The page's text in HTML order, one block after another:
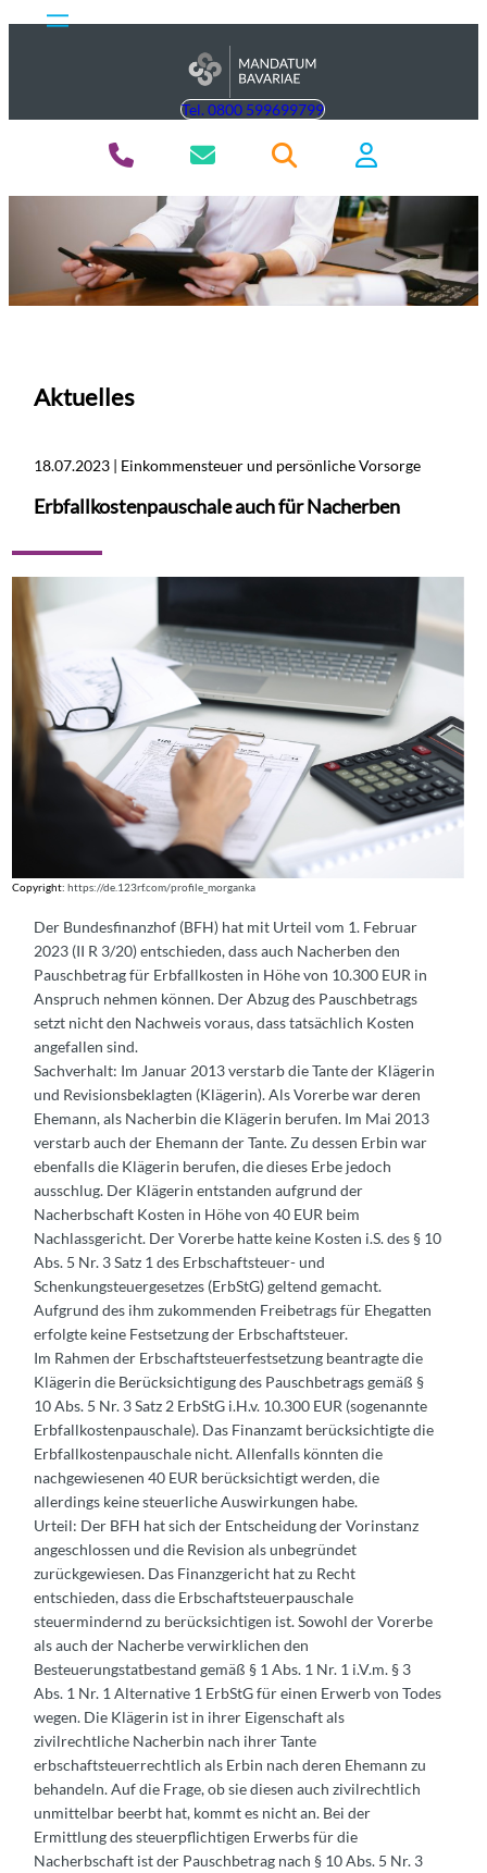
Tel. 0800 599699799
Aktuelles
18.07.2023 | Einkommensteuer und persönliche Vorsorge
Erbfallkostenpauschale auch für Nacherben
Copyright:https://de.123rf.com/profile_morganka
Der Bundesfinanzhof (BFH) hat mit Urteil vom 1. Februar
2023 (II R 3/20) entschieden, dass auch Nacherben den
Pauschbetrag für Erbfallkosten in Höhe von 10.300 EUR in
Anspruch nehmen können. Der Abzug des Pauschbetrags
setzt nicht den Nachweis voraus, dass tatsächlich Kosten
angefallen sind.
Sachverhalt: Im Januar 2013 verstarb die Tante der Klägerin
und Revisionsbeklagten (Klägerin). Als Vorerbe war deren
Ehemann, als Nacherbin die Klägerin berufen. Im Mai 2013
verstarb auch der Ehemann der Tante. Zu dessen Erbin war
ebenfalls die Klägerin berufen, die dieses Erbe jedoch
ausschlug. Der Klägerin entstanden aufgrund der
Nacherbschaft Kosten in Höhe von 40 EUR beim
Nachlassgericht. Der Vorerbe hatte keine Kosten i.S. des § 10
Abs. 5 Nr. 3 Satz 1 des Erbschaftsteuer- und
Schenkungsteuergesetzes (ErbStG) geltend gemacht.
Aufgrund des ihm zukommenden Freibetrags für Ehegatten
erfolgte keine Festsetzung der Erbschaftsteuer.
Im Rahmen der Erbschaftsteuerfestsetzung beantragte die
Klägerin die Berücksichtigung des Pauschbetrags gemäß §
10 Abs. 5 Nr. 3 Satz 2 ErbStG i.H.v. 10.300 EUR (sogenannte
Erbfallkostenpauschale). Das Finanzamt berücksichtigte die
Erbfallkostenpauschale nicht. Allenfalls könnten die
nachgewiesenen 40 EUR berücksichtigt werden, die
allerdings keine steuerliche Auswirkungen habe.
Urteil: Der BFH hat sich der Entscheidung der Vorinstanz
angeschlossen und die Revision als unbegründet
zurückgewiesen. Das Finanzgericht hat zu Recht
entschieden, dass die Erbschaftsteuerpauschale
steuermindernd zu berücksichtigen ist. Sowohl der Vorerbe
als auch der Nacherbe verwirklichen den
Besteuerungstatbestand gemäß § 1 Abs. 1 Nr. 1 i.V.m. § 3
Abs. 1 Nr. 1 Alternative 1 ErbStG für einen Erwerb von Todes
wegen. Die Klägerin ist in ihrer Eigenschaft als
zivilrechtliche Nacherbin nach ihrer Tante
erbschaftsteuerrechtlich als Erbin nach deren Ehemann zu
behandeln. Auf die Frage, ob sie diesen auch zivilrechtlich
unmittelbar beerbt hat, kommt es nicht an. Bei der
Ermittlung des steuerpflichtigen Erwerbs für die
Nacherbschaft ist der Pauschbetrag nach § 10 Abs. 5 Nr. 3